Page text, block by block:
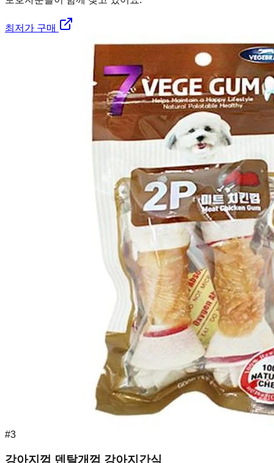
최저가 구매
#3
강아지껌 덴탈개껌 강아지간식